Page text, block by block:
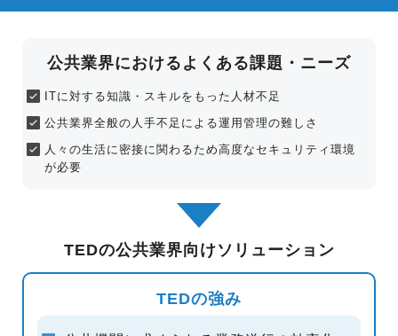
公共業界におけるよくある課題・ニーズ
ITに対する知識・スキルをもった人材不足
公共業界全般の人手不足による運用管理の難しさ
人々の生活に密接に関わるため高度な セキュリティ環境
が必要
TEDの公共業界向けソリューション
TEDの強み